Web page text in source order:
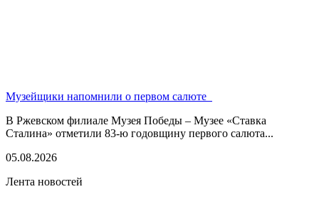
Музейщики напомнили о первом салюте
В Ржевском филиале Музея Победы – Музее «Ставка
Сталина» отметили 83-ю годовщину первого салюта...
05.08.2026
Лента новостей